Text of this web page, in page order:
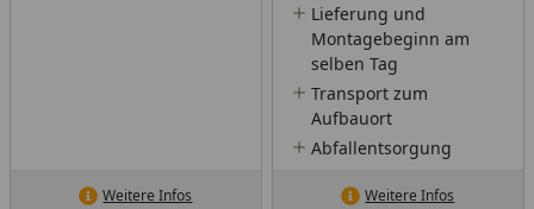
Weitere Infos
Lieferung und
Montagebeginn am
selben Tag
Transport zum
Aufbauort
Abfallentsorgung
Weitere Infos